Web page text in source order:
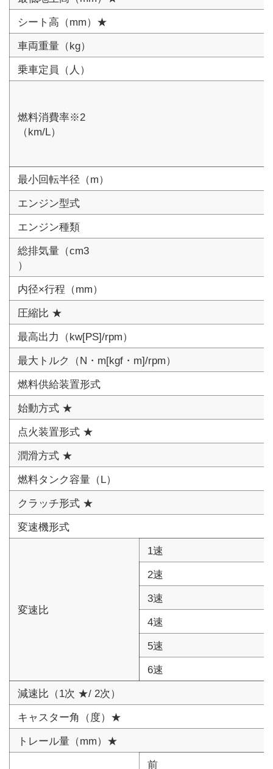
シート高（mm）★
車両重量（kg）
乗車定員（人）
燃料消費率※2
（km/L）
最小回転半径（m）
エンジン型式
エンジン種類
総排気量（cm3
）
内径×行程（mm）
圧縮比 ★
最高出力（kw[PS]/rpm）
最大トルク（N・m[kgf・m]/rpm）
燃料供給装置形式
始動方式 ★
点火装置形式 ★
潤滑方式 ★
燃料タンク容量（L）
クラッチ形式 ★
変速機形式
変速比
1速
2速
3速
4速
5速
6速
減速比（1次 ★/ 2次）
キャスター角（度）★
トレール量（mm）★
前